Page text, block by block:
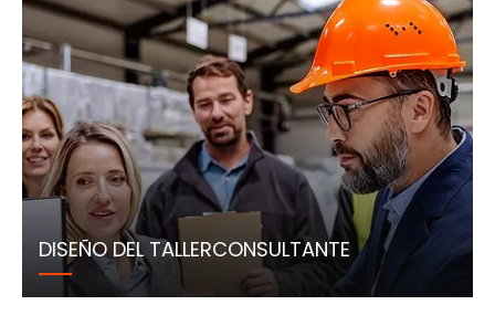
DISEÑO DEL TALLERCONSULTANTE